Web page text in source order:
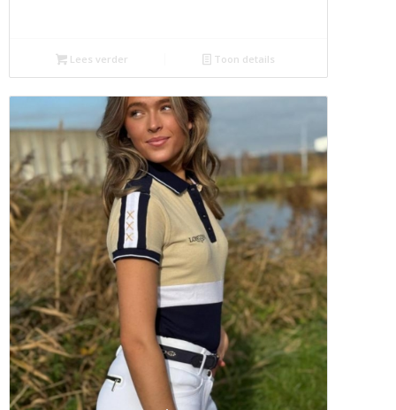
Lees verder Toon details